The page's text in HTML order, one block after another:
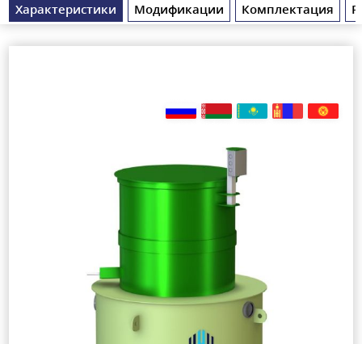
Характеристики Модификации Комплектация